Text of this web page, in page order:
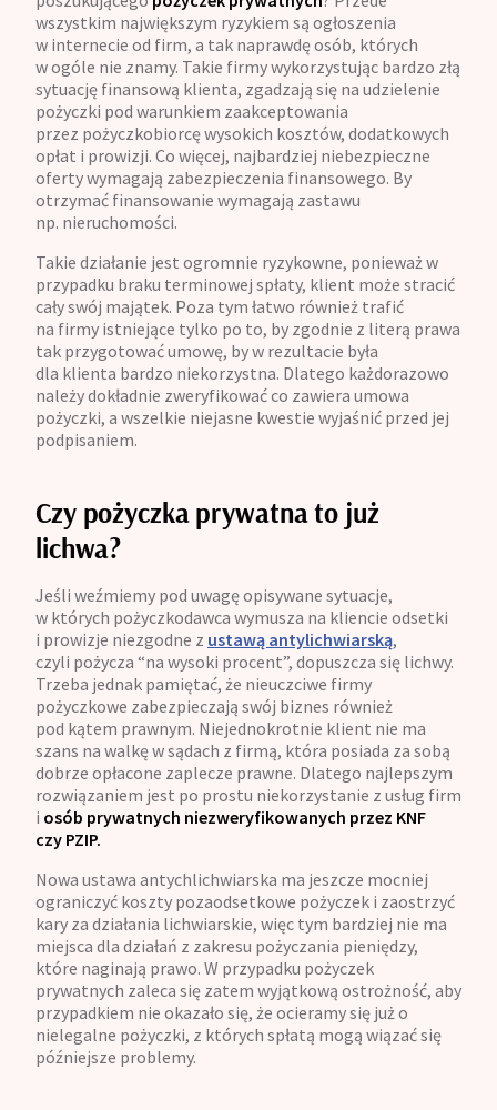
wszystkim największym ryzykiem są ogłoszenia
w internecie od firm, a tak naprawdę osób, których
w ogóle nie znamy. Takie firmy wykorzystując bardzo złą
sytuację finansową klienta, zgadzają się na udzielenie
pożyczki pod warunkiem zaakceptowania
przez pożyczkobiorcę wysokich kosztów, dodatkowych
opłat i prowizji. Co więcej, najbardziej niebezpieczne
oferty wymagają zabezpieczenia finansowego. By
otrzymać finansowanie wymagają zastawu
np. nieruchomości.
Takie działanie jest ogromnie ryzykowne, ponieważ w
przypadku braku terminowej spłaty, klient może stracić
cały swój majątek. Poza tym łatwo również trafić
na firmy istniejące tylko po to, by zgodnie z literą prawa
tak przygotować umowę, by w rezultacie była
dla klienta bardzo niekorzystna. Dlatego każdorazowo
należy dokładnie zweryfikować co zawiera umowa
pożyczki, a wszelkie niejasne kwestie wyjaśnić przed jej
podpisaniem.
Czy pożyczka prywatna to już
lichwa?
Jeśli weźmiemy pod uwagę opisywane sytuacje,
w których pożyczkodawca wymusza na kliencie odsetki
i prowizje niezgodne z ustawą antylichwiarską,
czyli pożycza “na wysoki procent”, dopuszcza się lichwy.
Trzeba jednak pamiętać, że nieuczciwe firmy
pożyczkowe zabezpieczają swój biznes również
pod kątem prawnym. Niejednokrotnie klient nie ma
szans na walkę w sądach z firmą, która posiada za sobą
dobrze opłacone zaplecze prawne. Dlatego najlepszym
rozwiązaniem jest po prostu niekorzystanie z usług firm
i osób prywatnych niezweryfikowanych przez KNF
czy PZIP.
Nowa ustawa antychlichwiarska ma jeszcze mocniej
ograniczyć koszty pozaodsetkowe pożyczek i zaostrzyć
kary za działania lichwiarskie, więc tym bardziej nie ma
miejsca dla działań z zakresu pożyczania pieniędzy,
które naginają prawo. W przypadku pożyczek
prywatnych zaleca się zatem wyjątkową ostrożność, aby
przypadkiem nie okazało się, że ocieramy się już o
nielegalne pożyczki, z których spłatą mogą wiązać się
późniejsze problemy.